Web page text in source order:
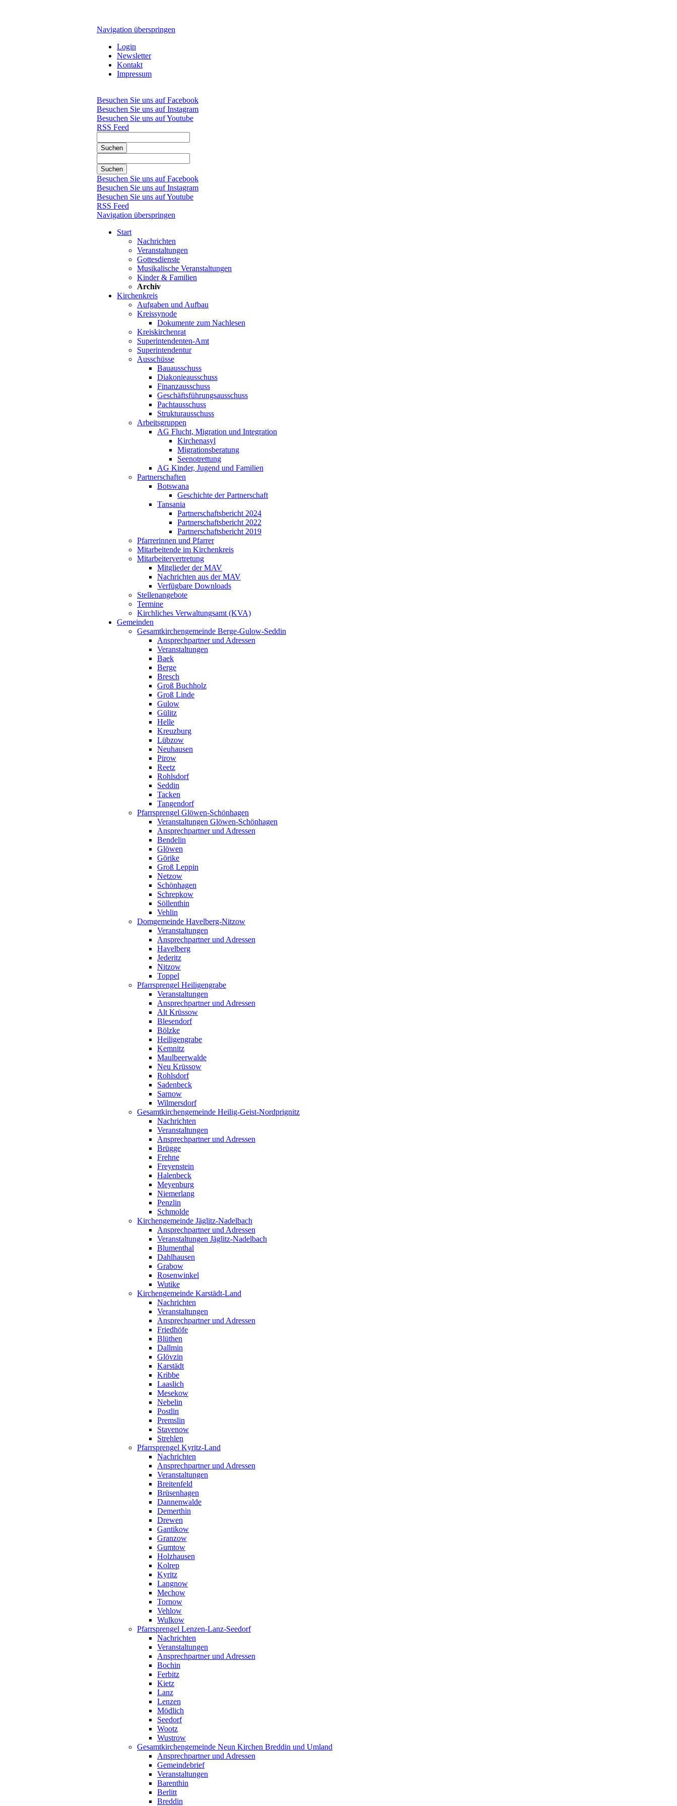
Navigation überspringen
Login
Newsletter
Kontakt
Impressum
Besuchen Sie uns auf Facebook
Besuchen Sie uns auf Instagram
Besuchen Sie uns auf Youtube
RSS Feed
Suchen
Suchen
Besuchen Sie uns auf Facebook
Besuchen Sie uns auf Instagram
Besuchen Sie uns auf Youtube
RSS Feed
Navigation überspringen
Start
Nachrichten
Veranstaltungen
Gottesdienste
Musikalische Veranstaltungen
Kinder & Familien
Archiv
Kirchenkreis
Aufgaben und Aufbau
Kreissynode
Dokumente zum Nachlesen
Kreiskirchenrat
Superintendenten-Amt
Superintendentur
Ausschüsse
Bauausschuss
Diakonieausschuss
Finanzausschuss
Geschäftsführungsausschuss
Pachtausschuss
Strukturausschuss
Arbeitsgruppen
AG Flucht, Migration und Integration
Kirchenasyl
Migrationsberatung
Seenotrettung
AG Kinder, Jugend und Familien
Partnerschaften
Botswana
Geschichte der Partnerschaft
Tansania
Partnerschaftsbericht 2024
Partnerschaftsbericht 2022
Partnerschaftsbericht 2019
Pfarrerinnen und Pfarrer
Mitarbeitende im Kirchenkreis
Mitarbeitervertretung
Mitglieder der MAV
Nachrichten aus der MAV
Verfügbare Downloads
Stellenangebote
Termine
Kirchliches Verwaltungsamt (KVA)
Gemeinden
Gesamtkirchengemeinde Berge-Gulow-Seddin
Ansprechpartner und Adressen
Veranstaltungen
Baek
Berge
Bresch
Groß Buchholz
Groß Linde
Gulow
Gülitz
Helle
Kreuzburg
Lübzow
Neuhausen
Pirow
Reetz
Rohlsdorf
Seddin
Tacken
Tangendorf
Pfarrsprengel Glöwen-Schönhagen
Veranstaltungen Glöwen-Schönhagen
Ansprechpartner und Adressen
Bendelin
Glöwen
Görike
Groß Leppin
Netzow
Schönhagen
Schrepkow
Söllenthin
Vehlin
Domgemeinde Havelberg-Nitzow
Veranstaltungen
Ansprechpartner und Adressen
Havelberg
Jederitz
Nitzow
Toppel
Pfarrsprengel Heiligengrabe
Veranstaltungen
Ansprechpartner und Adressen
Alt Krüssow
Blesendorf
Bölzke
Heiligengrabe
Kemnitz
Maulbeerwalde
Neu Krüssow
Rohlsdorf
Sadenbeck
Sarnow
Wilmersdorf
Gesamtkirchengemeinde Heilig-Geist-Nordprignitz
Nachrichten
Veranstaltungen
Ansprechpartner und Adressen
Brügge
Frehne
Freyenstein
Halenbeck
Meyenburg
Niemerlang
Penzlin
Schmolde
Kirchengemeinde Jäglitz-Nadelbach
Ansprechpartner und Adressen
Veranstaltungen Jäglitz-Nadelbach
Blumenthal
Dahlhausen
Grabow
Rosenwinkel
Wutike
Kirchengemeinde Karstädt-Land
Nachrichten
Veranstaltungen
Ansprechpartner und Adressen
Friedhöfe
Blüthen
Dallmin
Glövzin
Karstädt
Kribbe
Laaslich
Mesekow
Nebelin
Postlin
Premslin
Stavenow
Strehlen
Pfarrsprengel Kyritz-Land
Nachrichten
Ansprechpartner und Adressen
Veranstaltungen
Breitenfeld
Brüsenhagen
Dannenwalde
Demerthin
Drewen
Gantikow
Granzow
Gumtow
Holzhausen
Kolrep
Kyritz
Langnow
Mechow
Tornow
Vehlow
Wulkow
Pfarrsprengel Lenzen-Lanz-Seedorf
Nachrichten
Veranstaltungen
Ansprechpartner und Adressen
Bochin
Ferbitz
Kietz
Lanz
Lenzen
Mödlich
Seedorf
Wootz
Wustrow
Gesamtkirchengemeinde Neun Kirchen Breddin und Umland
Ansprechpartner und Adressen
Gemeindebrief
Veranstaltungen
Barenthin
Berlitt
Breddin